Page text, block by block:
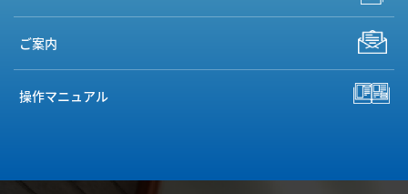
ご案内
操作マニュアル